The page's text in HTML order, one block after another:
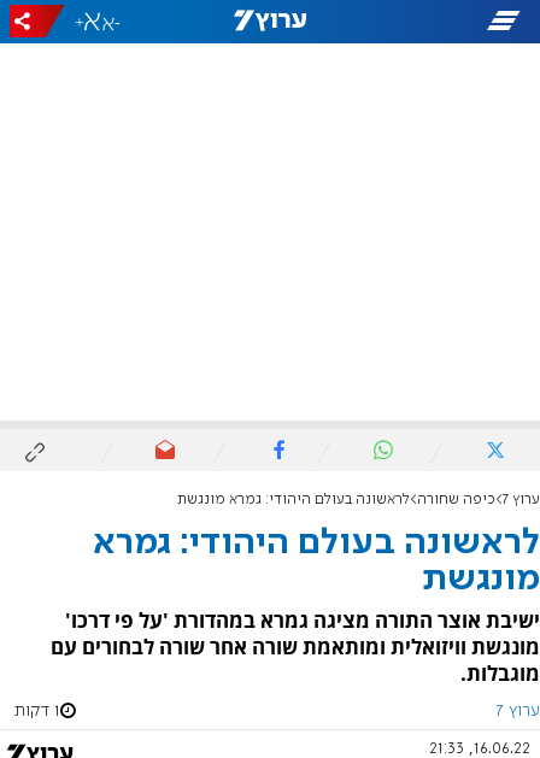
-
+
ערוץ 7 כיפה שחורה לראשונה בעולם היהודי: גמרא מונגשת
לראשונה בעולם היהודי: גמרא
מונגשת
ישיבת אוצר התורה מציגה גמרא במהדורת 'על פי דרכו'
מונגשת וויזואלית ומותאמת שורה אחר שורה לבחורים עם
מוגבלות.
ערוץ 7 1 דקות
16.06.22, 21:33